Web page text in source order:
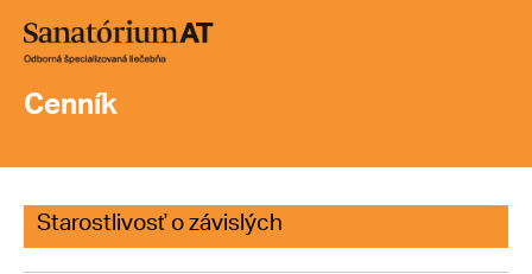
Cenník
Starostlivosť o závislých